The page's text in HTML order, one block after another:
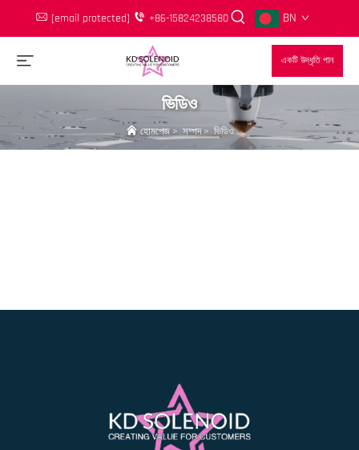
[email protected] +86-15824238580 BN
একটি উদ্ধৃতি পান
ভিডিও
হোমপেজ> সম্পদ>ভিডিও